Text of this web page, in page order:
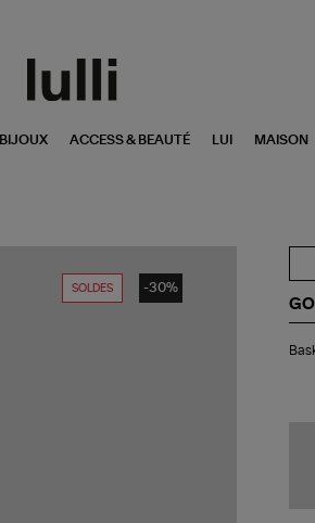
BIJOUX ACCESS & BEAUTÉ LUI MAISON
SOLDES -30%